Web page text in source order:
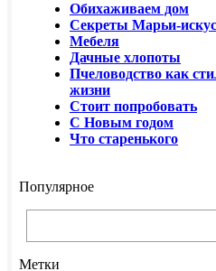
Обихаживаем дом
Секреты Марьи-
Мебеля
Дачные хлопоты
Пчеловодство как
жизни
Стоит попробовать
С Новым годом
Что старенького
Популярное
Метки